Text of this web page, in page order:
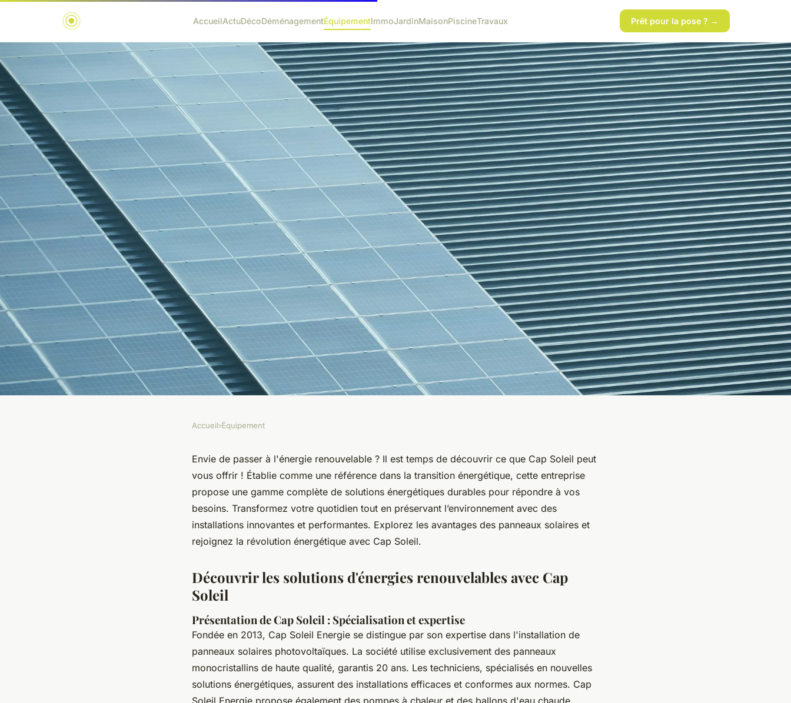
AccueilActuDécoDéménagementÉquipementImmoJardinMaisonPiscineTravaux Prêt pour la pose ? →
Découvrir les solutions d'énergies
renouvelables avec cap soleil
Accueil›Équipement
Envie de passer à l'énergie renouvelable ? Il est temps de découvrir ce que Cap Soleil peut
vous offrir ! Établie comme une référence dans la transition énergétique, cette entreprise
propose une gamme complète de solutions énergétiques durables pour répondre à vos
besoins. Transformez votre quotidien tout en préservant l’environnement avec des
installations innovantes et performantes. Explorez les avantages des panneaux solaires et
rejoignez la révolution énergétique avec Cap Soleil.
Découvrir les solutions d'énergies renouvelables avec Cap
Soleil
Présentation de Cap Soleil : Spécialisation et expertise
Fondée en 2013, Cap Soleil Energie se distingue par son expertise dans l'installation de
panneaux solaires photovoltaïques. La société utilise exclusivement des panneaux
monocristallins de haute qualité, garantis 20 ans. Les techniciens, spécialisés en nouvelles
solutions énergétiques, assurent des installations efficaces et conformes aux normes. Cap
Soleil Energie propose également des pompes à chaleur et des ballons d'eau chaude